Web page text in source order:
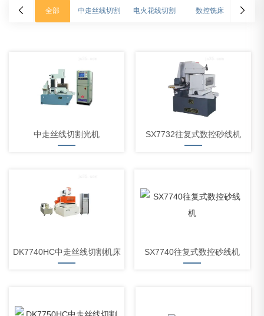
全部 中走丝线切割 电火花线切割 数控铣床
中走丝线切割光机 SX7732往复式数控砂线机
DK7740HC中走丝线切割机床 SX7740往复式数控砂线机